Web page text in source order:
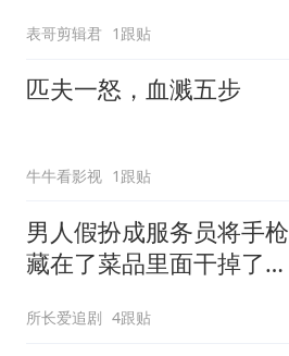
表哥剪辑君 1跟贴
匹夫一怒，血溅五步
牛牛看影视 1跟贴
男人假扮成服务员将手枪
藏在了菜品里面干掉了在
所长爱追剧 4跟贴